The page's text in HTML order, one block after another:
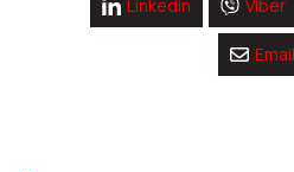
Linkedin Viber
Email